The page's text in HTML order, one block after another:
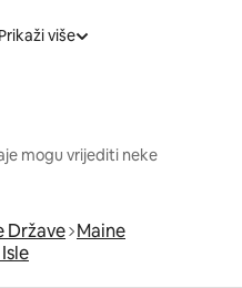
Prikaži više
mogu vrijediti neke
Države Maine